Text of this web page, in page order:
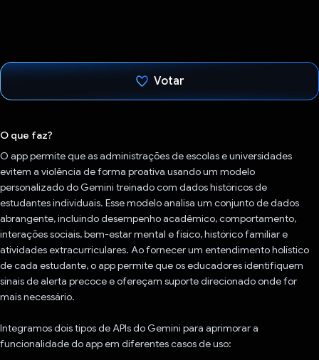
Votar
O que faz?
O app permite que as administrações de escolas e universidades
evitem a violência de forma proativa usando um modelo
personalizado do Gemini treinado com dados históricos de
estudantes individuais. Esse modelo analisa um conjunto de dados
abrangente, incluindo desempenho acadêmico, comportamento,
interações sociais, bem-estar mental e físico, histórico familiar e
atividades extracurriculares. Ao fornecer um entendimento holístico
de cada estudante, o app permite que os educadores identifiquem
sinais de alerta precoce e ofereçam suporte direcionado onde for
mais necessário.
Integramos dois tipos de APIs do Gemini para aprimorar a
funcionalidade do app em diferentes casos de uso: